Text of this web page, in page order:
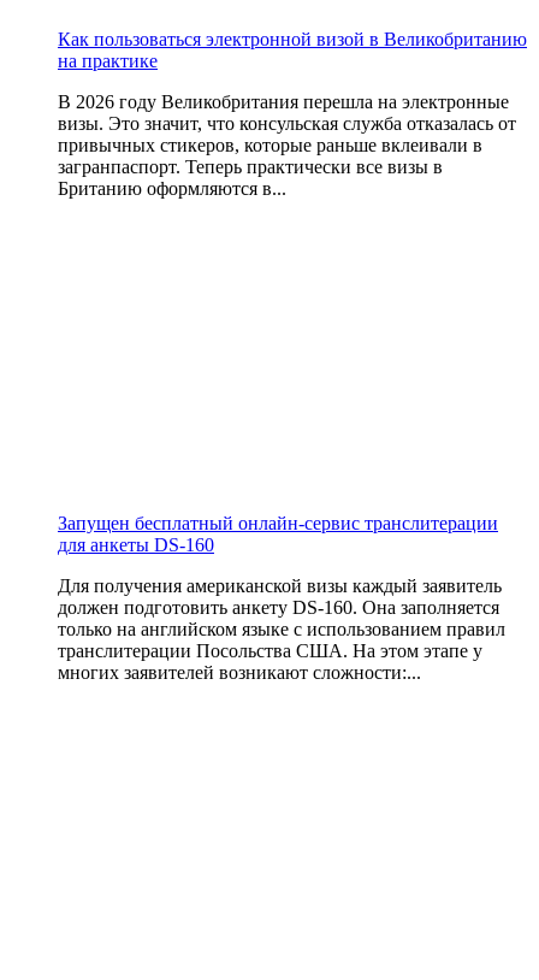
Как пользоваться электронной визой в Великобританию
на практике
В 2026 году Великобритания перешла на электронные
визы. Это значит, что консульская служба отказалась от
привычных стикеров, которые раньше вклеивали в
загранпаспорт. Теперь практически все визы в
Британию оформляются в...
Запущен бесплатный онлайн-сервис транслитерации
для анкеты DS-160
Для получения американской визы каждый заявитель
должен подготовить анкету DS-160. Она заполняется
только на английском языке с использованием правил
транслитерации Посольства США. На этом этапе у
многих заявителей возникают сложности:...